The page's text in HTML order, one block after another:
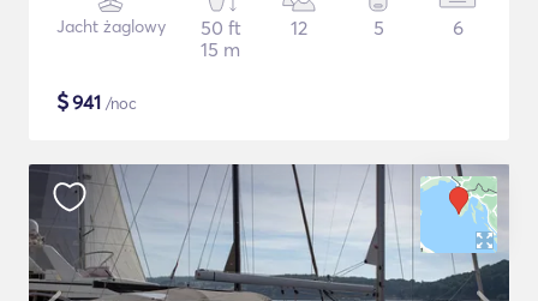
Jacht żaglowy
50 ft
15 m
12 5 6
$941 /noc